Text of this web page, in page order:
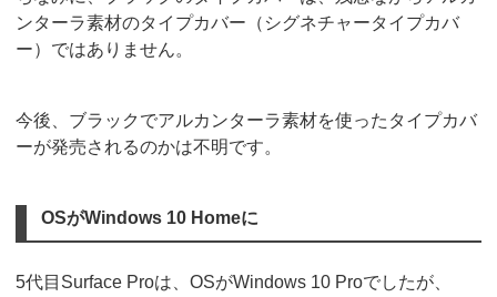
ンターラ素材のタイプカバー（シグネチャータイプカバ
ー）ではありません。
今後、ブラックでアルカンターラ素材を使ったタイプカバ
ーが発売されるのかは不明です。
OSがWindows 10 Homeに
5代目Surface Proは、OSがWindows 10 Proでしたが、